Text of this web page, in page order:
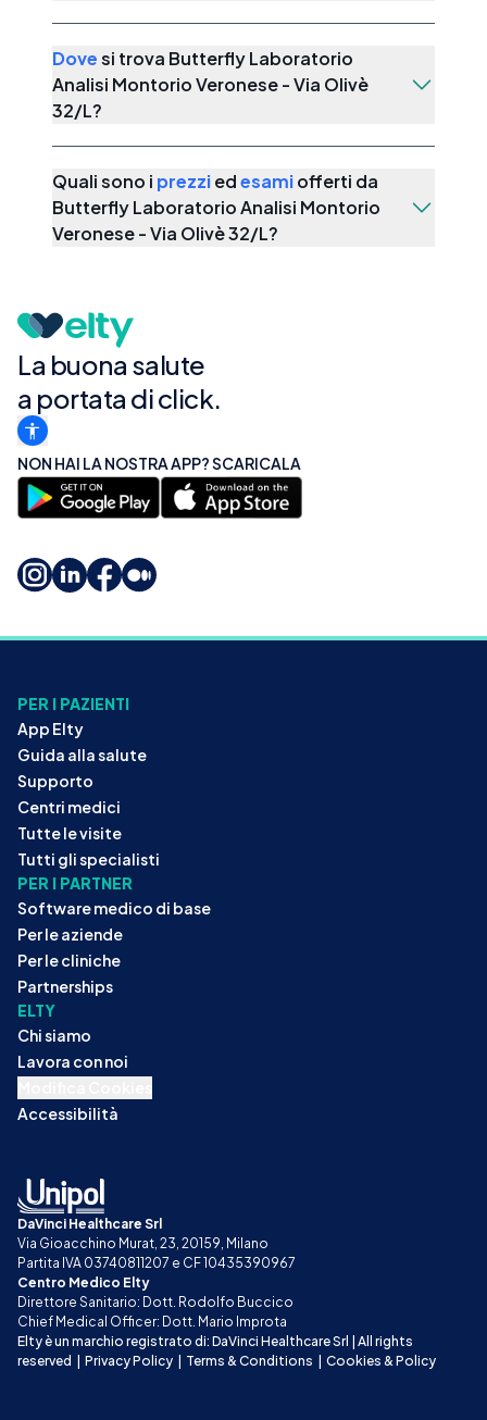
Dovesi trova Butterfly Laboratorio
Analisi Montorio Veronese - Via Olivè
32/L?
Quali sono i prezziedesamiofferti da
Butterfly Laboratorio Analisi Montorio
Veronese - Via Olivè 32/L?
La buona salute
a portata di click.
NON HAI LA NOSTRA APP? SCARICALA
PER I PAZIENTI
App Elty
Guida alla salute
Supporto
Centri medici
Tutte le visite
Tutti gli specialisti
PER I PARTNER
Software medico di base
Per le aziende
Per le cliniche
Partnerships
ELTY
Chi siamo
Lavora con noi
Accessibilità
DaVinci Healthcare Srl
Via Gioacchino Murat, 23, 20159, Milano
Partita IVA 03740811207 e CF 10435390967
Centro Medico Elty
Direttore Sanitario: Dott. Rodolfo Buccico
Chief Medical Officer: Dott. Mario Improta
Elty è un marchio registrato di: DaVinci Healthcare Srl | All rights
reserved
Privacy Policy Terms & Conditions Cookies & Policy